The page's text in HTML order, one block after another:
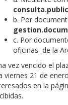
b. Por
c. Por
oficinas de la
vez vencido el
viernes 21 de
en la